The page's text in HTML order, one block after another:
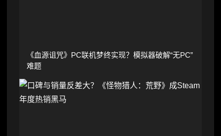
《血源诅咒》PC联机梦终实现？模拟器破解“无PC”
难题